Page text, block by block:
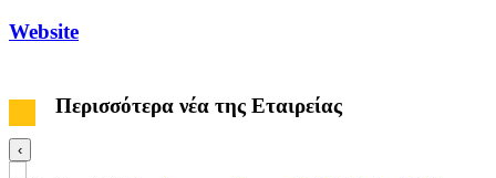
Website
Περισσότερα νέα της Εταιρείας
‹